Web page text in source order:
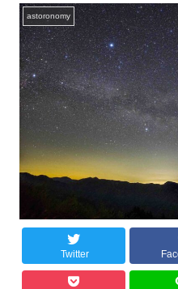
astoronomy
Twitter